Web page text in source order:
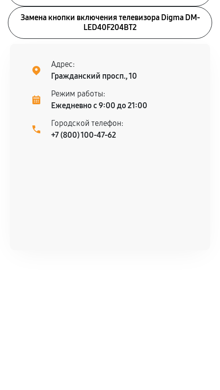
Замена кнопки включения телевизора Digma DM-
LED40F204BT2
Адрес:
Гражданский просп., 10
Режим работы:
Ежедневно с 9:00 до 21:00
Городской телефон:
+7 (800) 100-47-62